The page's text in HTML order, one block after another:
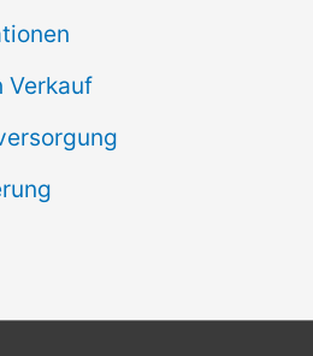
Verkauf